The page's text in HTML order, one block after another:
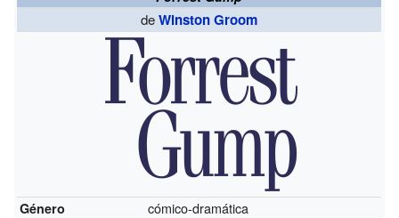
de Winston Groom
Género cómico-dramática